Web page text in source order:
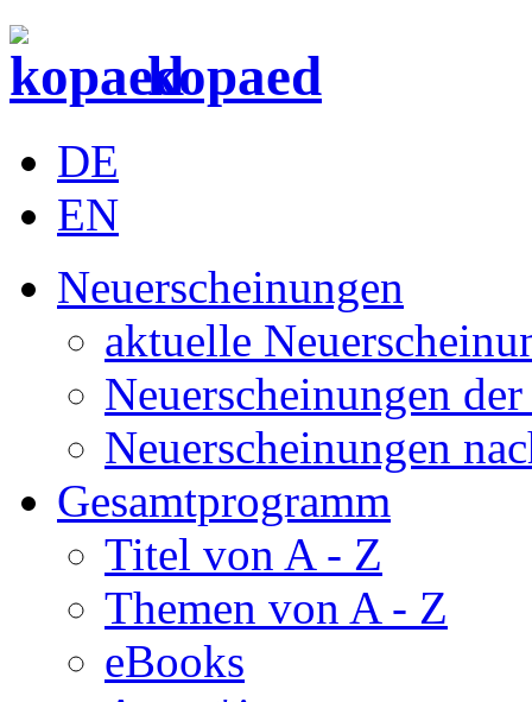
kopaed
DE
EN
Neuerscheinungen
aktuelle
Neuerscheinungen
Neuerscheinungen
Gesamtprogramm
Titel von A - Z
Themen von A - Z
eBooks